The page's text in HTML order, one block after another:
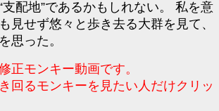
支配地”であるかもしれない。 私を意
見せず悠々と歩き去る大群を見て、
思った。
正モンキー動画です。
回るモンキーを見たい人だけクリッ